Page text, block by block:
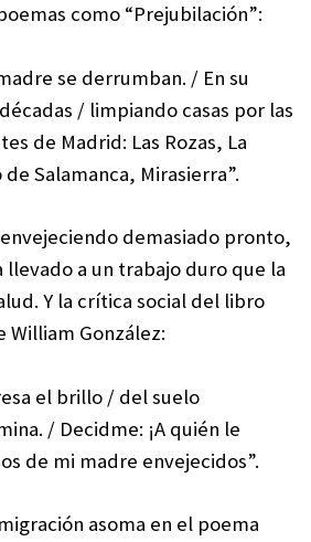
como “Prejubilación”:
se derrumban. / En su
/ limpiando casas por las
de Madrid: Las Rozas, La
Salamanca, Mirasierra”.
demasiado pronto,
llevado a un trabajo duro que la
Y la crítica social del libro
William González:
el brillo / del suelo
/ Decidme: ¡A quién le
de mi madre envejecidos”.
asoma en el poema